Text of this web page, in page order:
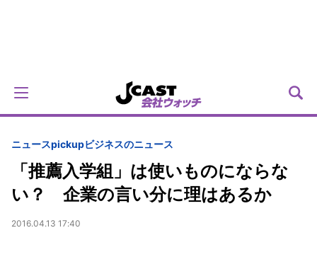
ニュースpickupビジネスのニュース
「推薦入学組」は使いものにならな
い？ 企業の言い分に理はあるか
2016.04.13 17:40